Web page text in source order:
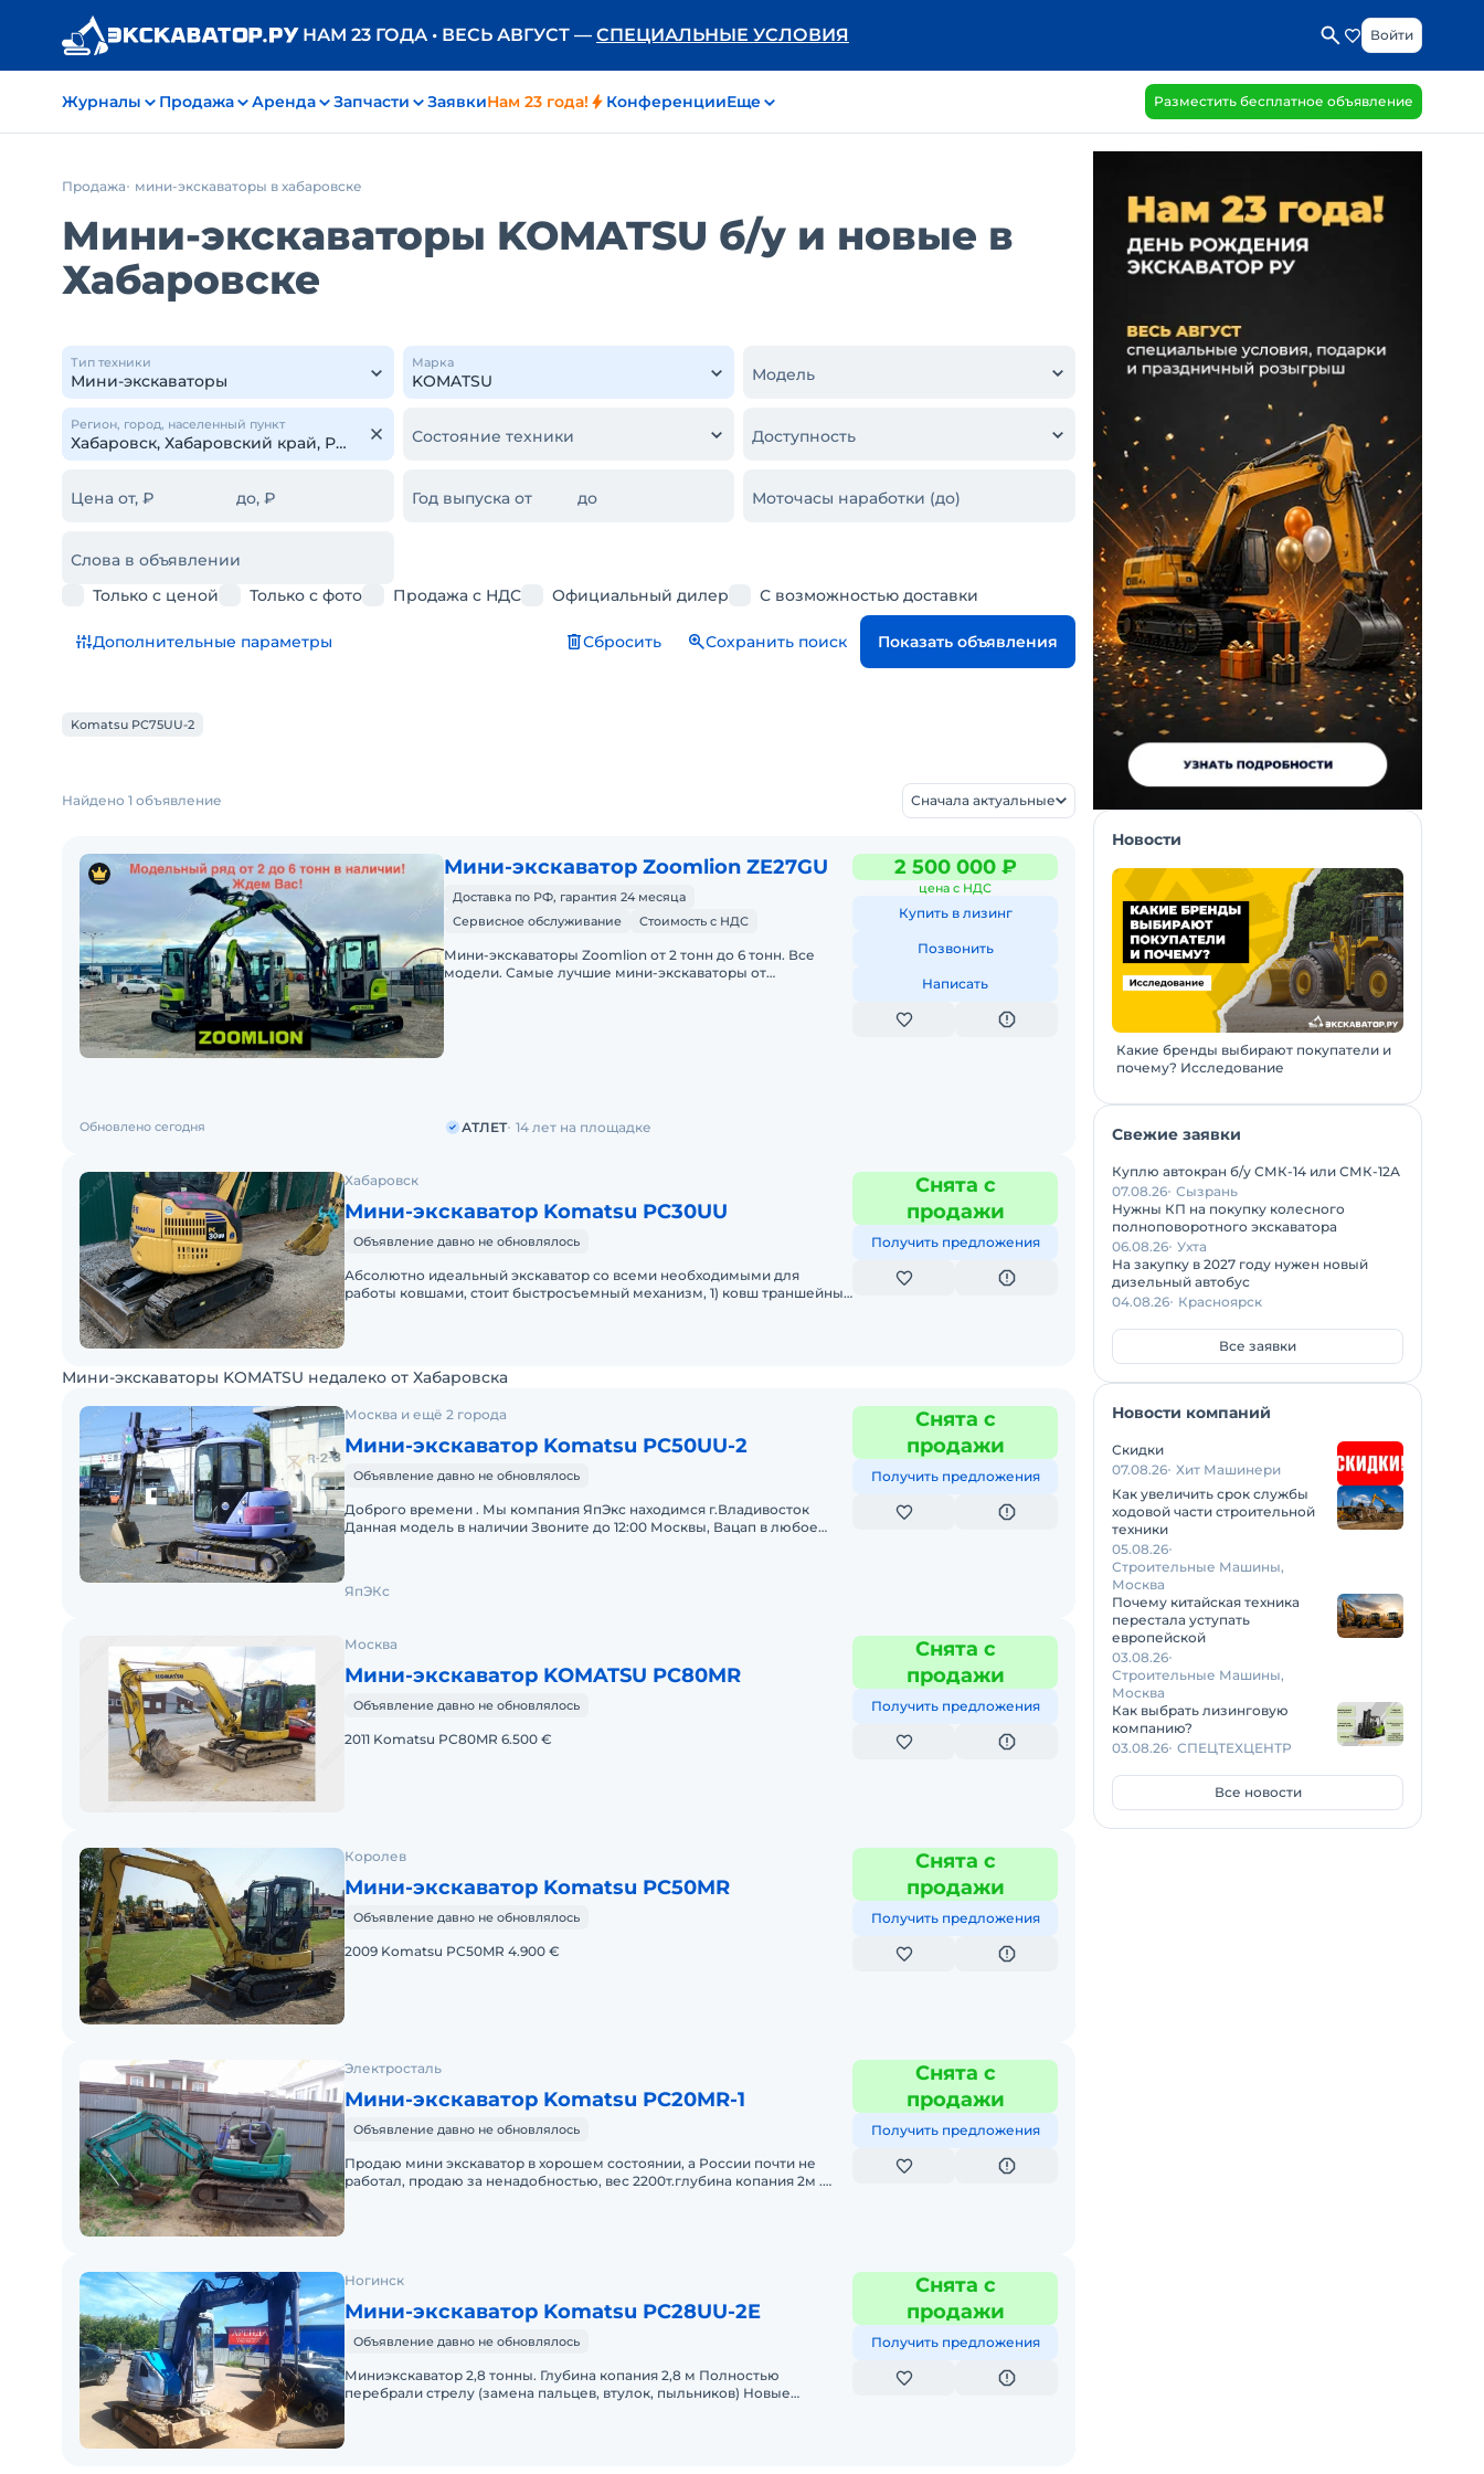
НАМ 23 ГОДА • ВЕСЬ АВГУСТ — СПЕЦИАЛЬНЫЕ УСЛОВИЯ Войти
Журналы Продажа Аренда Запчасти ЗаявкиНам 23 года! КонференцииЕще Разместить бесплатное объявление
Продажа мини-экскаваторы в хабаровске
Мини-экскаваторы KOMATSU б/у и новые в
Хабаровске
Тип техники Марка
Модель
Регион, город, населенный пункт
Состояние техники Доступность
Цена от, ₽ до, ₽ Год выпуска от до Моточасы наработки (до)
Слова в объявлении
Только с ценой
Только с фото Продажа с НДС Официальный дилер С возможностью доставки
Дополнительные параметры Сбросить Сохранить поиск Показать объявления
Komatsu PC75UU-2
Найдено 1 объявление Сначала актуальные
Мини-экскаватор Zoomlion ZE27GU
Доставка по РФ, гарантия 24 месяца
Сервисное обслуживание
Стоимость с НДС
Мини-экскаваторы Zoomlion от 2 тонн до 6 тонн. Все
модели. Самые лучшие мини-экскаваторы от
2 500 000 ₽
цена с НДС
Купить в лизинг
Позвонить
Написать
Обновлено сегодня АТЛЕТ 14 лет на площадке
Хабаровск
Мини-экскаватор Komatsu PC30UU
Объявление давно не обновлялось
Абсолютно идеальный экскаватор со всеми необходимыми для
работы ковшами, стоит быстросъемный механизм, 1) ковш траншейный
Снята с
продажи
Получить предложения
Мини-экскаваторы KOMATSU недалеко от Хабаровска
Москва и ещё 2 города
Мини-экскаватор Komatsu PC50UU-2
Объявление давно не обновлялось
Доброго времени . Мы компания ЯпЭкс находимся г.Владивосток
Данная модель в наличии Звоните до 12:00 Москвы, Вацап в любое
Снята с
продажи
Получить предложения
ЯпЭКс
Москва
Мини-экскаватор KOMATSU PC80MR
Объявление давно не обновлялось
2011 Komatsu PC80MR 6.500 €
Снята с
продажи
Получить предложения
Королев
Мини-экскаватор Komatsu PC50MR
Объявление давно не обновлялось
2009 Komatsu PC50MR 4.900 €
Снята с
продажи
Получить предложения
Электросталь
Мини-экскаватор Komatsu PC20MR-1
Объявление давно не обновлялось
Продаю мини экскаватор в хорошем состоянии, а России почти не
работал, продаю за ненадобностью, вес 2200т.глубина копания 2м .
Снята с
продажи
Получить предложения
Ногинск
Мини-экскаватор Komatsu PC28UU-2E
Объявление давно не обновлялось
Миниэкскаватор 2,8 тонны. Глубина копания 2,8 м Полностью
перебрали стрелу (замена пальцев, втулок, пыльников) Новые
Снята с
продажи
Получить предложения
Новости
Какие бренды выбирают покупатели и
почему? Исследование
Свежие заявки
Куплю автокран б/у СМК-14 или СМК-12А
07.08.26 Сызрань
Нужны КП на покупку колесного
полноповоротного экскаватора
06.08.26 Ухта
На закупку в 2027 году нужен новый
дизельный автобус
04.08.26 Красноярск
Все заявки
Новости компаний
Скидки
07.08.26 Хит Машинери
Как увеличить срок службы
ходовой части строительной
техники
05.08.26
Строительные Машины,
Москва
Почему китайская техника
перестала уступать
европейской
03.08.26
Строительные Машины,
Москва
Как выбрать лизинговую
компанию?
03.08.26 СПЕЦТЕХЦЕНТР
Все новости